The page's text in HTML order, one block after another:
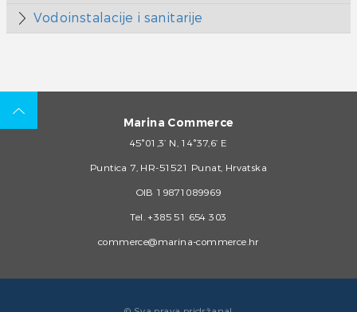
Vodoinstalacije i sanitarije
Marina Commerce
45°01,3’ N, 14°37,6’ E
Puntica 7, HR-51521 Punat, Hrvatska
OIB 19871089969
Tel. +385 51 654 303
commerce@marina-commerce.hr